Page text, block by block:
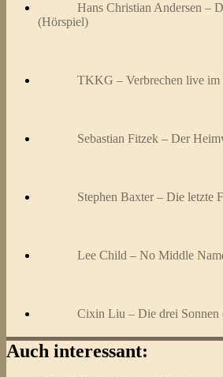
Hans Christian Andersen –
(Hörspiel)
TKKG – Verbrechen live im
Sebastian Fitzek – Der
Stephen Baxter – Die letzte
Lee Child – No Middle
Cixin Liu – Die drei
Auch interessant: